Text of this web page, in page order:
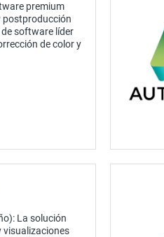
premium
postproducción
software líder
de color y
de...
La solución
visualizaciones